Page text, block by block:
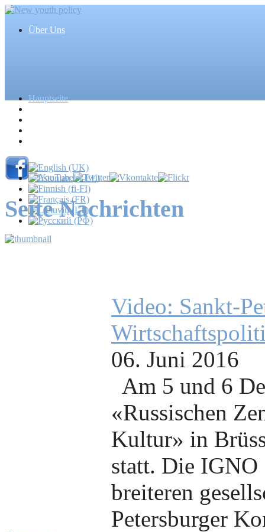
Über Uns
Hauptseite
Seite Nachrichten
Video: Sankt-
06. Juni 2016
Am 5 und 6
«Russischen
Kultur» in
statt. Die IGNO
breiteren
Petersburger